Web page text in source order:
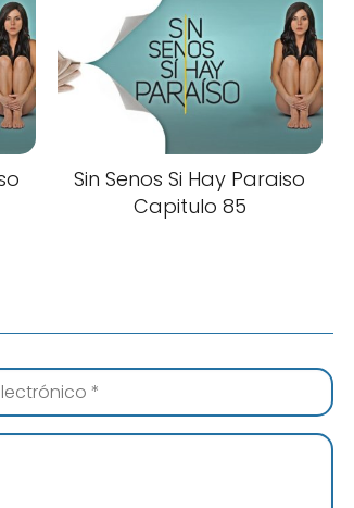
Sin Senos Si Hay Paraiso
Capitulo 85